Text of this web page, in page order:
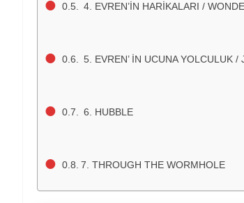
4. EVREN’İN HARİKALARI /
5. EVREN’ İN UCUNA YOLCULUK
6. HUBBLE
7. THROUGH THE WORMHOLE